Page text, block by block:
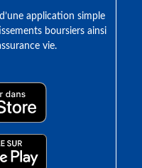
application simple
boursiers ainsi
vie.